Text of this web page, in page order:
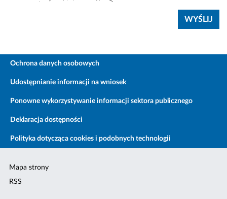
Ochrona danych osobowych
Udostępnianie informacji na wniosek
Ponowne wykorzystywanie informacji sektora publicznego
Deklaracja dostępności
Polityka dotycząca cookies i podobnych technologii
Mapa strony
RSS